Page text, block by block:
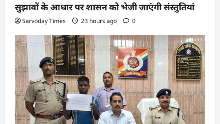
सुझावों के आधार पर शासन को भेजी जाएंगी संस्तुतियां
Sarvoday Times 23 hours ago 0